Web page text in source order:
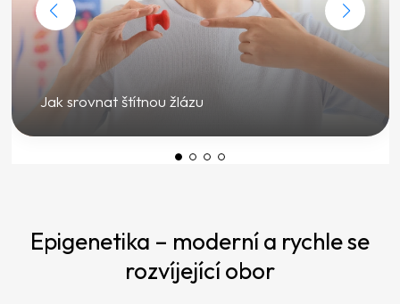
Jak srovnat štítnou žlázu
Epigenetika – moderní a rychle se
rozvíjející obor